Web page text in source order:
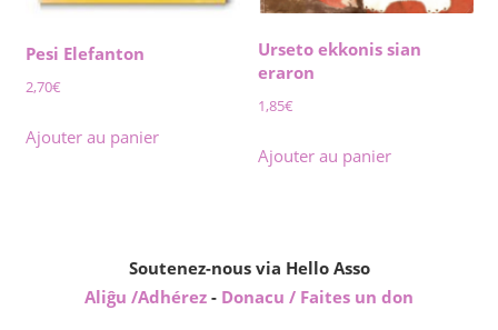
Pesi Elefanton
2,70€
Ajouter au panier
Urseto ekkonis sian
eraron
1,85€
Ajouter au panier
Soutenez-nous via Hello Asso
Aliĝu /Adhérez - Donacu / Faites un don